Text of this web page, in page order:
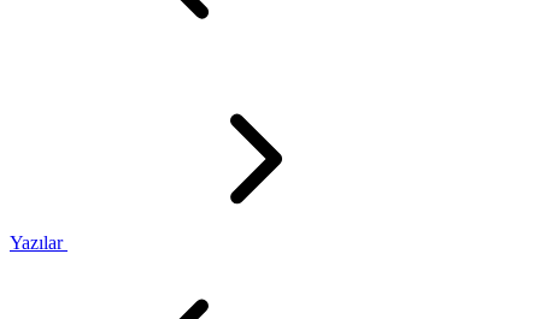
Yazılar